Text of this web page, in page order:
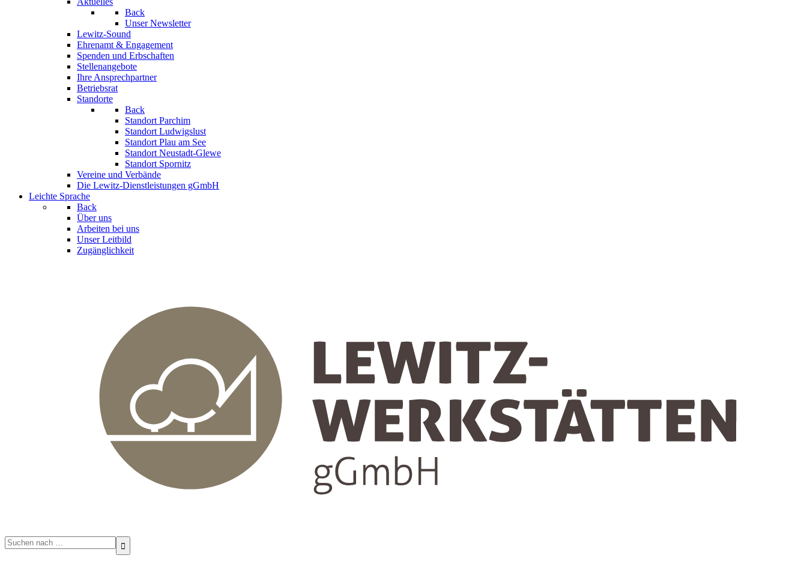
Back
Unser Newsletter
Lewitz-Sound
Ehrenamt & Engagement
Spenden und Erbschaften
Stellenangebote
Ihre Ansprechpartner
Betriebsrat
Standorte
Back
Standort Parchim
Standort Ludwigslust
Standort Plau am See
Standort Neustadt-Glewe
Standort Spornitz
Vereine und Verbände
Die Lewitz-Dienstleistungen gGmbH
Leichte Sprache
Back
Über uns
Arbeiten bei uns
Unser Leitbild
Zugänglichkeit
Search
for: